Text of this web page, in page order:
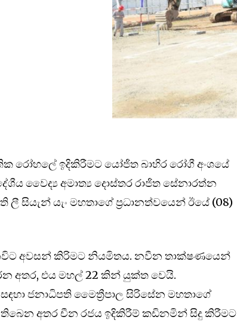
රෝහලේ ඉදිකිරීමට යෝජිත බාහිර රෝගී අංශයේ
වෛද්‍ය අමාත්‍ය දොස්තර රාජිත සේනාරත්න
ලී සියැන් යැං මහතාගේ ප්‍රධානත්වයෙන් ඊයේ (08)
අවසන් කිරිමට නියමිතය. නවීන තාක්ෂණයෙන්
අතර, එය මහල් 22 කින් යුක්ත වෙයි.
ජනාධිපති මෛත්‍රීපාල සිරිසේන මහතාගේ
තිබෙන අතර චීන රජය ඉදිකිරීම් කඩිනමින් සිදු කිරීමට